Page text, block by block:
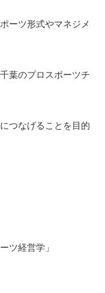
ーツ形式やマネジメ
葉のプロスポーツチ
つなげることを目的
ツ経営学」